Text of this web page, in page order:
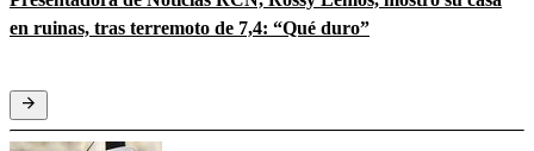
en ruinas, tras terremoto de 7,4: “Qué duro”